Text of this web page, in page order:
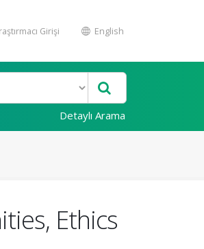
Girişi English
Detaylı Arama
Ethics